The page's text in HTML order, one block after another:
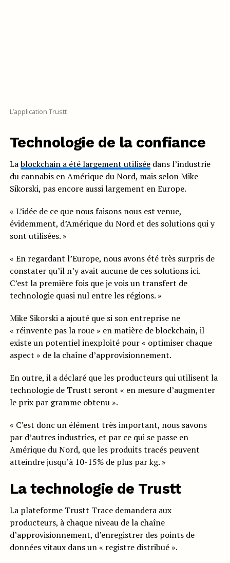
L’application Trustt
Technologie de la confiance
Lablockchain a été largement utiliséedans l’industrie
du cannabis en Amérique du Nord, mais selon Mike
Sikorski, pas encore aussi largement en Europe.
« L’idée de ce que nous faisons nous est venue,
évidemment, d’Amérique du Nord et des solutions qui y
sont utilisées. »
« En regardant l’Europe, nous avons été très surpris de
constater qu’il n’y avait aucune de ces solutions ici.
C’est la première fois que je vois un transfert de
technologie quasi nul entre les régions. »
Mike Sikorski a ajouté que si son entreprise ne
« réinvente pas la roue » en matière de blockchain, il
existe un potentiel inexploité pour « optimiser chaque
aspect » de la chaîne d’approvisionnement.
En outre, il a déclaré que les producteurs qui utilisent la
technologie de Trustt seront « en mesure d’augmenter
le prix par gramme obtenu ».
« C’est donc un élément très important, nous savons
par d’autres industries, et par ce qui se passe en
Amérique du Nord, que les produits tracés peuvent
atteindre jusqu’à 10-15% de plus par kg. »
La technologie de Trustt
La plateforme Trustt Trace demandera aux
producteurs, à chaque niveau de la chaîne
d’approvisionnement, d’enregistrer des points de
données vitaux dans un « registre distribué ».